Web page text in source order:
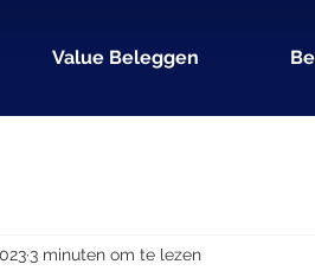
Value Beleggen
3 minuten om te lezen